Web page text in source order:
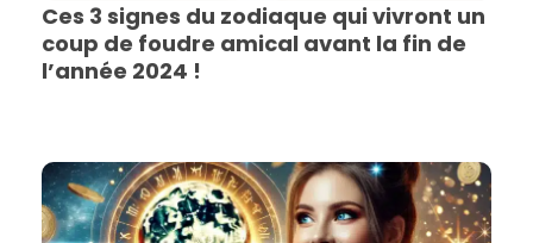
Ces 3 signes du zodiaque qui vivront un
coup de foudre amical avant la fin de
l’année 2024 !